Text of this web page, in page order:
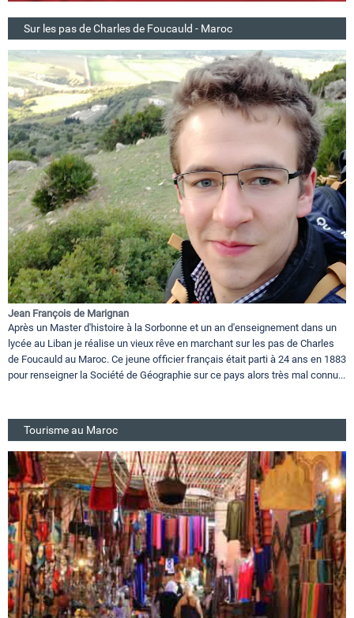
Sur les pas de Charles de Foucauld - Maroc
Jean François de Marignan
Après un Master d'histoire à la Sorbonne et un an d'enseignement dans un
lycée au Liban je réalise un vieux rêve en marchant sur les pas de Charles
de Foucauld au Maroc. Ce jeune officier français était parti à 24 ans en 1883
pour renseigner la Société de Géographie sur ce pays alors très mal connu...
Tourisme au Maroc